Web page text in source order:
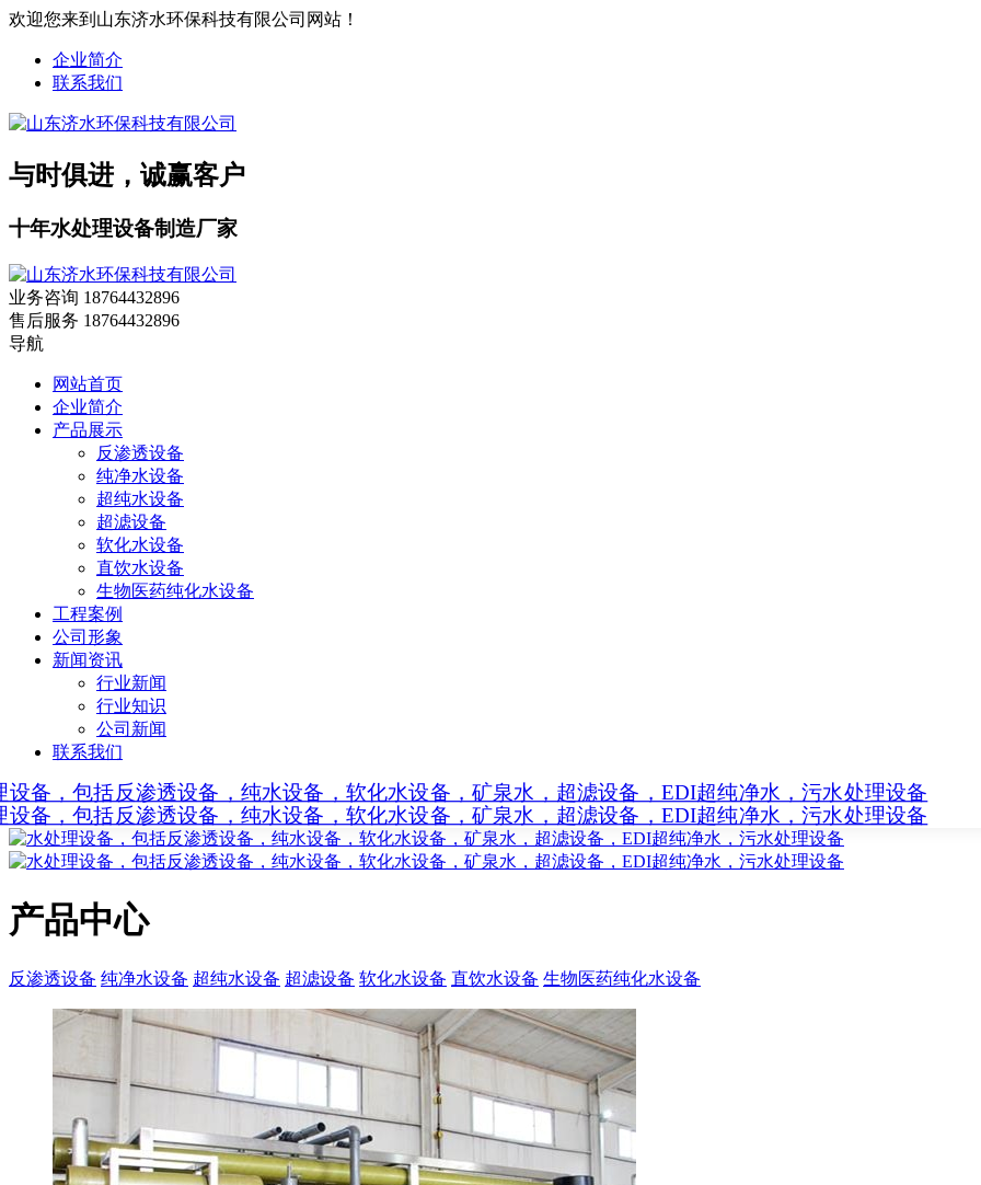
欢迎您来到山东济水环保科技有限公司网站！
企业简介
联系我们
与时俱进，诚赢客户
十年水处理设备制造厂家
业务咨询 18764432896
售后服务 18764432896
导航
网站首页
企业简介
产品展示
反渗透设备
纯净水设备
超纯水设备
超滤设备
软化水设备
直饮水设备
生物医药纯化水设备
工程案例
公司形象
新闻资讯
行业新闻
行业知识
公司新闻
联系我们
产品中心
反渗透设备 纯净水设备 超纯水设备 超滤设备 软化水设备 直饮水设备 生物医药纯化水设备